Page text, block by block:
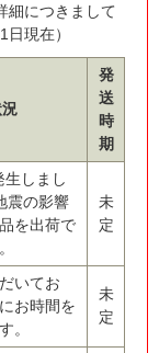
細につきまして
現在）
発
送
時
期
しまし
震の影響
を出荷で
未
定
いてお
お時間を
。
未
定